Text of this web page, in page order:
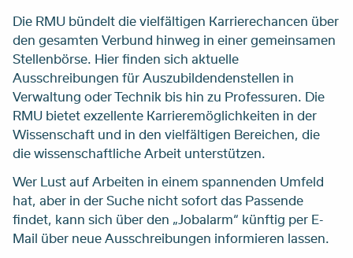
Die RMU bündelt die vielfältigen Karrierechancen über
den gesamten Verbund hinweg in einer gemeinsamen
Stellenbörse. Hier finden sich aktuelle
Ausschreibungen für Auszubildendenstellen in
Verwaltung oder Technik bis hin zu Professuren. Die
RMU bietet exzellente Karrieremöglichkeiten in der
Wissenschaft und in den vielfältigen Bereichen, die
die wissenschaftliche Arbeit unterstützen.
Wer Lust auf Arbeiten in einem spannenden Umfeld
hat, aber in der Suche nicht sofort das Passende
findet, kann sich über den „Jobalarm“ künftig per E-
Mail über neue Ausschreibungen informieren lassen.